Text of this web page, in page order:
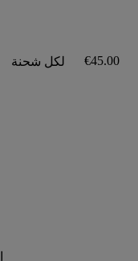
لكل شحنة €45.00